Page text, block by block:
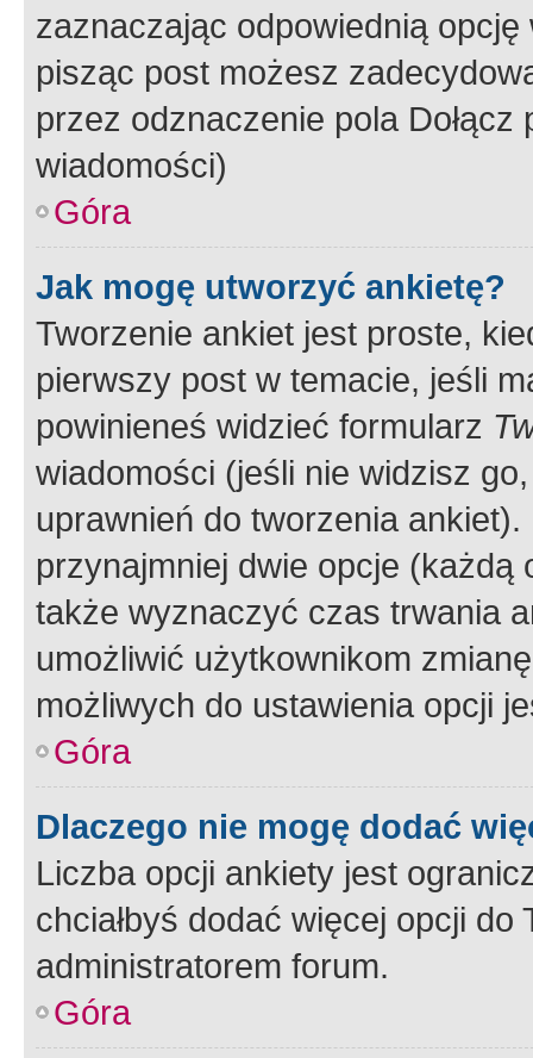
zaznaczając odpowiednią
pisząc post możesz
przez odznaczenie pola
wiadomości)
Góra
Jak mogę utworzyć ankietę?
Tworzenie ankiet jest proste,
pierwszy post w temacie, jeśli
powinieneś widzieć formularz
wiadomości (jeśli nie widzisz
uprawnień do tworzenia
przynajmniej dwie opcje
także wyznaczyć czas trwania
umożliwić użytkownikom
możliwych do ustawienia opcji
Góra
Dlaczego nie mogę dodać
Liczba opcji ankiety jest
chciałbyś dodać więcej opcji
administratorem forum.
Góra